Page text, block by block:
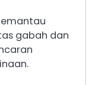
gabah dan